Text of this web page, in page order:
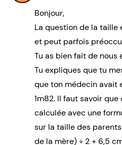
Bonjour,
La question de la taille
et peut parfois
Tu as bien fait de nous
Tu expliques que tu
que ton médecin avait
1m82. Il faut savoir
calculée avec une
sur la taille des
de la mère) ÷ 2 + 6,5